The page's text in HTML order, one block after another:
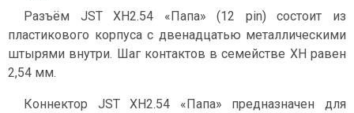
Разъём JST XH2.54 «Папа» (12 pin) состоит из
пластикового корпуса с двенадцатью металлическими
штырями внутри. Шаг контактов в семействе XH равен
2,54 мм.
Коннектор JST XH2.54 «Папа» предназначен для